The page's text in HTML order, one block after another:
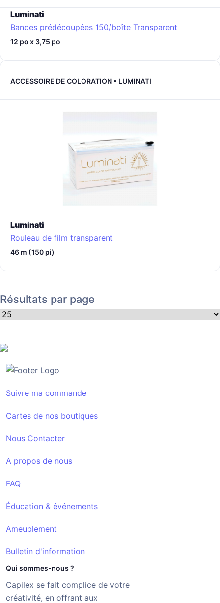
Luminati
Bandes prédécoupées 150/boîte Transparent
12 po x 3,75 po
ACCESSOIRE DE COLORATION • LUMINATI
Luminati
Rouleau de film transparent
46 m (150 pi)
Résultats par page
Suivre ma commande
Cartes de nos boutiques
Nous Contacter
A propos de nous
FAQ
Éducation & événements
Ameublement
Bulletin d'information
Qui sommes-nous ?
Capilex se fait complice de votre
créativité, en offrant aux